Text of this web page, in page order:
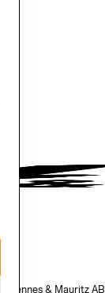
& Mauritz AB.